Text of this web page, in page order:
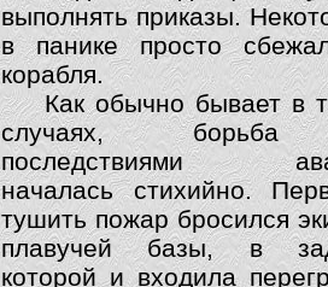
выполнять приказы.
в панике просто
корабля.
Как обычно бывает в
случаях,
последствиями
началась стихийно.
тушить пожар бросился
плавучей базы, в
которой и входила